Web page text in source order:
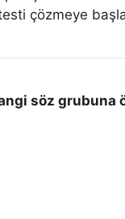
çözmeye
söz grubuna